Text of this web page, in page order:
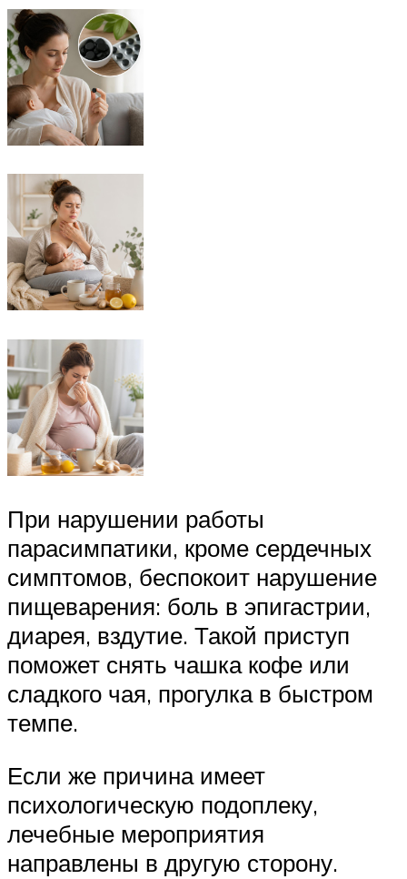
При нарушении работы
парасимпатики, кроме сердечных
симптомов, беспокоит нарушение
пищеварения: боль в эпигастрии,
диарея, вздутие. Такой приступ
поможет снять чашка кофе или
сладкого чая, прогулка в быстром
темпе.
Если же причина имеет
психологическую подоплеку,
лечебные мероприятия
направлены в другую сторону.